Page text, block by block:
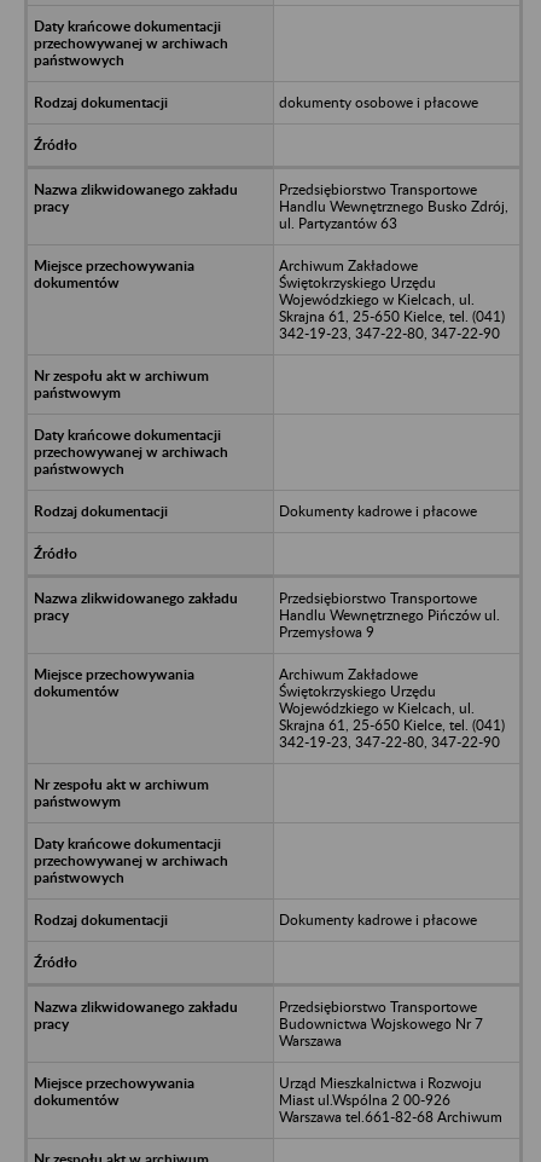
dokumenty osobowe i płacowe
Przedsiębiorstwo Transportowe
Handlu Wewnętrznego Busko Zdrój,
ul. Partyzantów 63
Archiwum Zakładowe
Świętokrzyskiego Urzędu
Wojewódzkiego w Kielcach, ul.
Skrajna 61, 25-650 Kielce, tel. (041)
342-19-23, 347-22-80, 347-22-90
Dokumenty kadrowe i płacowe
Przedsiębiorstwo Transportowe
Handlu Wewnętrznego Pińczów ul.
Przemysłowa 9
Archiwum Zakładowe
Świętokrzyskiego Urzędu
Wojewódzkiego w Kielcach, ul.
Skrajna 61, 25-650 Kielce, tel. (041)
342-19-23, 347-22-80, 347-22-90
Dokumenty kadrowe i płacowe
Przedsiębiorstwo Transportowe
Budownictwa Wojskowego Nr 7
Warszawa
Urząd Mieszkalnictwa i Rozwoju
Miast ul.Wspólna 2 00-926
Warszawa tel.661-82-68 Archiwum